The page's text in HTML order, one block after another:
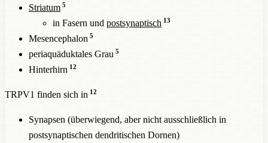
Striatum 5
in Fasern und postsynaptisch 13
Mesencephalon 5
periaquäduktales Grau 5
Hinterhirn 12
TRPV1 finden sich in 12
Synapsen (überwiegend, aber nicht ausschließlich in
postsynaptischen dendritischen Dornen)